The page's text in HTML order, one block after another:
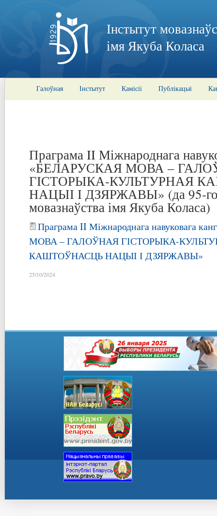
Інстытут
імя Якуба Коласа
Галоўная Інстытут Камісіі Публікацыі
Праграма II Міжнароднага
«БЕЛАРУСКАЯ МОВА –
ГІСТОРЫКА-КУЛЬТУРНАЯ
НАЦЫІ І ДЗЯРЖАВЫ» (да 95-
мовазнаўства імя Якуба Коласа)
Праграма II Міжнароднага навуковага
МОВА – ГАЛОЎНАЯ ГІСТОРЫКА-
КАШТОЎНАСЦЬ НАЦЫІ І ДЗЯРЖАВЫ»
25/10/2024